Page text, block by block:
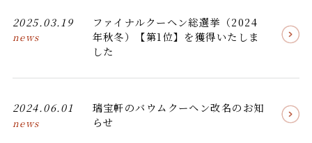
2025.03.19
news
ファイナルクーヘン総選挙（2024
年秋冬）【第1位】を獲得いたしま
した
2024.06.01
news
瑞宝軒のバウムクーヘン改名のお知
らせ